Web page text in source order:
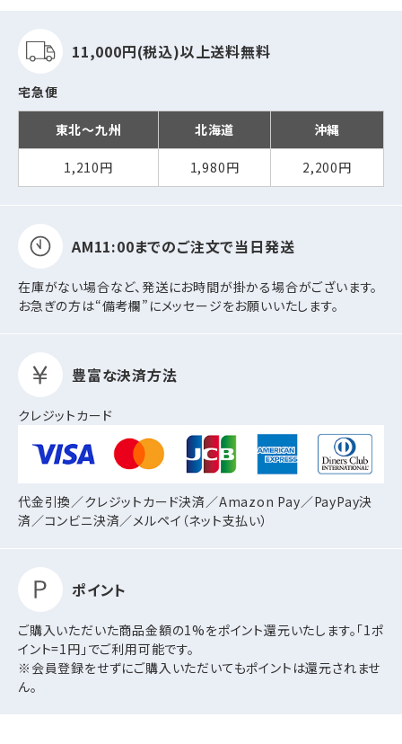
11,000円(税込)以上送料無料
宅急便
東北～九州 北海道 沖縄
1,210円 1,980円 2,200円
AM11:00までのご注文で当日発送
在庫がない場合など、発送にお時間が掛かる場合がございます。
お急ぎの方は“備考欄”にメッセージをお願いいたします。
豊富な決済方法
クレジットカード
代金引換／クレジットカード決済／Amazon Pay／PayPay決
済／コンビニ決済／メルペイ（ネット支払い）
ポイント
ご購入いただいた商品金額の1%をポイント還元いたします。「1ポ
イント=1円」でご利用可能です。
※会員登録をせずにご購入いただいてもポイントは還元されませ
ん。